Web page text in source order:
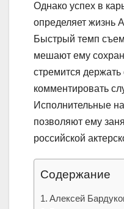
Однако успех в
определяет жизнь
Быстрый темп
мешают ему
стремится
комментировать
Исполнительные
позволяют ему
российской
Содержание
Алексей